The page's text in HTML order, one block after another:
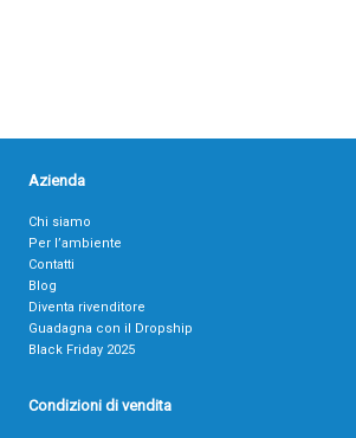
Azienda
Chi siamo
Per l’ambiente
Contatti
Blog
Diventa rivenditore
Guadagna con il Dropship
Black Friday 2025
Condizioni di vendita